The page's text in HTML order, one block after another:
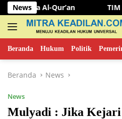
Langsung
ke
konten
News TIM MINI SOCCER
Beranda Hukum Politik
Beranda News
News
Mulyadi : Jika Kejari